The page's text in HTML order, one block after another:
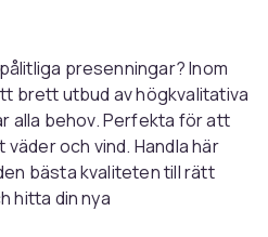
presenningar? Inom
brett utbud av högkvalitativa
alla behov. Perfekta för att
och vind. Handla här
bästa kvaliteten till rätt
hitta din nya